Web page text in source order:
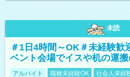
未読
＃1日4時間～OK＃未経験歓
ベント会場でイスや机の運
アルバイト 職種未経験OK 社会人未経